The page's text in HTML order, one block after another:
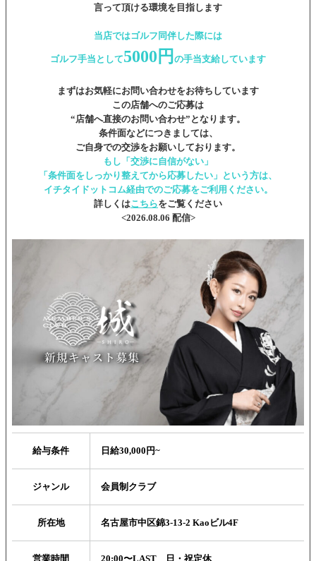
言って頂ける環境を目指します
当店ではゴルフ同伴した際には
ゴルフ手当として5000円 の手当支給しています
まずはお気軽にお問い合わせをお待ちしています
この店舗へのご応募は
“店舗へ直接のお問い合わせ”となります。
条件面などにつきましては、
ご自身での交渉をお願いしております。
もし「交渉に自信がない」
「条件面をしっかり整えてから応募したい」という方は、
イチタイドットコム経由でのご応募をご利用ください。
詳しくはこちらをご覧ください
<2026.08.06 配信>
給与条件 日給30,000円~
ジャンル 会員制クラブ
所在地 名古屋市中区錦3-13-2 Kaoビル4F
営業時間 20:00〜LAST 日・祝定休